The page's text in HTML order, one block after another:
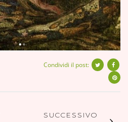
Condividi il post:
SUCCESSIVO